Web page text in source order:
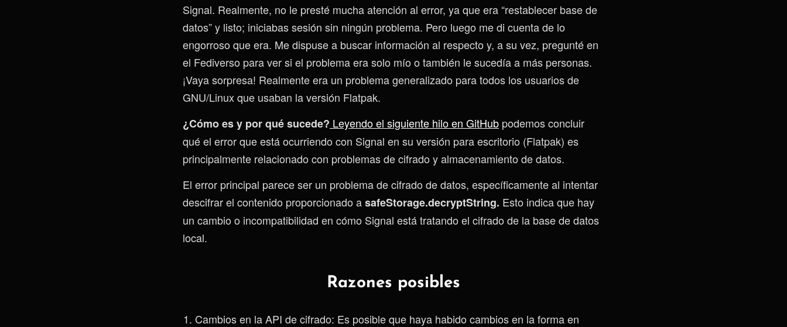
Signal. Realmente, no le presté mucha atención al error, ya que era “restablecer base de
datos” y listo; iniciabas sesión sin ningún problema. Pero luego me di cuenta de lo
engorroso que era. Me dispuse a buscar información al respecto y, a su vez, pregunté en
el Fediverso para ver si el problema era solo mío o también le sucedía a más personas.
¡Vaya sorpresa! Realmente era un problema generalizado para todos los usuarios de
GNU/Linux que usaban la versión Flatpak.
¿Cómo es y por qué sucede? Leyendoel siguiente hilo en GitHub podemos concluir
qué el error que está ocurriendo con Signal en su versión para escritorio (Flatpak) es
principalmente relacionado con problemas de cifrado y almacenamiento de datos.
El error principal parece ser un problema de cifrado de datos, específicamente al intentar
descifrar el contenido proporcionado asafeStorage.decryptString. Esto indica que hay
un cambio o incompatibilidad en cómo Signal está tratando el cifrado de la base de datos
local.
Razones posibles
Cambios en la API de cifrado: Es posible que haya habido cambios en la forma en